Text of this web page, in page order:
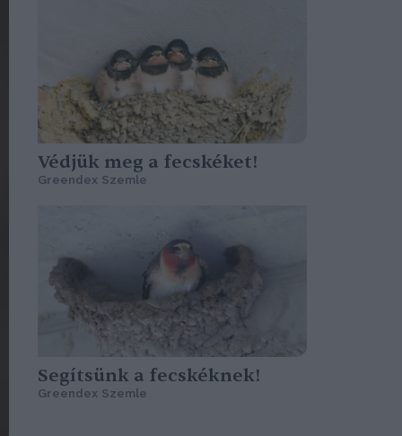
Védjük meg a fecskéket!
Greendex Szemle
Segítsünk a fecskéknek!
Greendex Szemle